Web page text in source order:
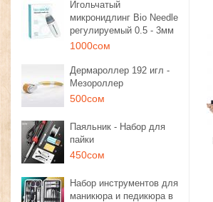
Игольчатый
микронидлинг Bio Needle
регулируемый 0.5 - 3мм
1000сом
Дермароллер 192 игл -
Мезороллер
500сом
Паяльник - Набор для
пайки
450сом
Набор инструментов для
маникюра и педикюра в